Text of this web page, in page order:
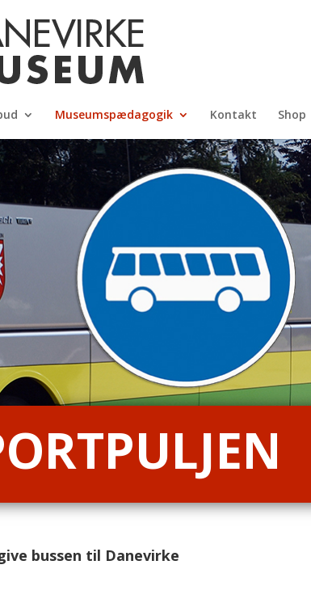
Museumspædagogik Kontakt Shop
bussen til Danevirke